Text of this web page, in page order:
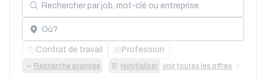
Localisation
Contrat de travail Profession
Recherche avancée réinitialiser voir toutes les offres